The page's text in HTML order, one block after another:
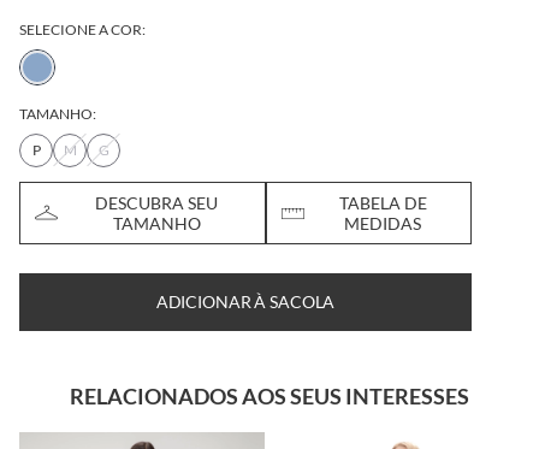
SELECIONE A COR:
TAMANHO:
P
M G
DESCUBRA SEU
TAMANHO
TABELA DE
MEDIDAS
ADICIONAR À SACOLA
RELACIONADOS AOS SEUS INTERESSES